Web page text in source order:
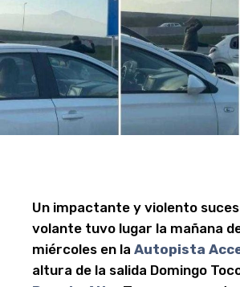
Un impactante y violento
volante tuvo lugar la mañana
miércoles en la Autopista
altura de la salida Domingo